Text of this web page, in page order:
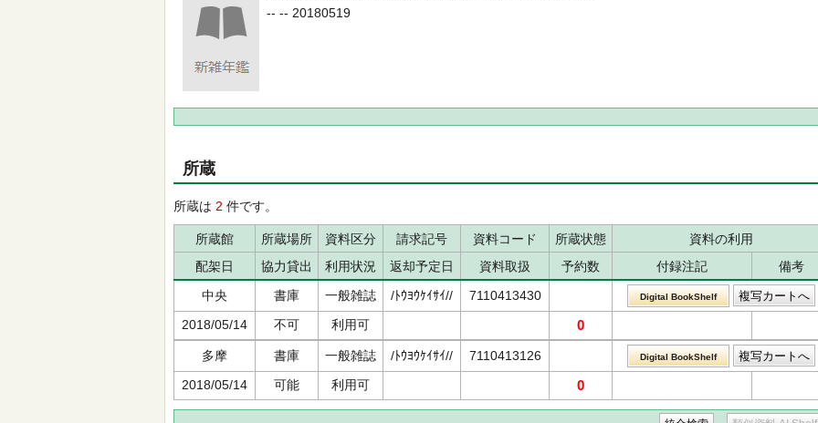
-- -- 20180519
所蔵
所蔵は 2 件です。
所蔵館 所蔵場所 資料区分 請求記号 資料コード 所蔵状態
資料の利用
配架日
協力貸出 利用状況 返却予定日 資料取扱 予約数 付録注記
備考
中央
書庫 一般雑誌 /ﾄｳﾖｳｹｲｻｲ// 7110413430 Digital BookShelf
2018/05/14 不可 利用可 0
多摩 書庫 一般雑誌 /ﾄｳﾖｳｹｲｻｲ// 7110413126 Digital BookShelf
2018/05/14 可能 利用可 0